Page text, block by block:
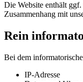
Die Website enthält
Zusammenhang mit
Rein
Bei dem
IP-Adresse